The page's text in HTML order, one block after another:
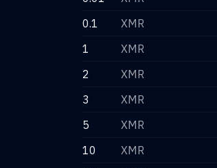
0.1
XMR
1
XMR
2
XMR
3
XMR
5
XMR
10
XMR